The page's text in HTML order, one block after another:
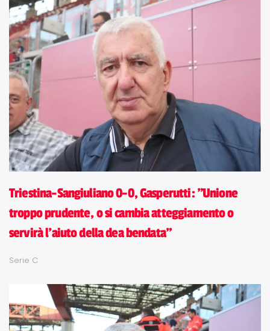
Triestina-Sangiuliano 0-0, Gasperutti: "Unione
troppo prudente, o si cambia atteggiamento o
servirà l'aiuto della dea bendata"
Serie C